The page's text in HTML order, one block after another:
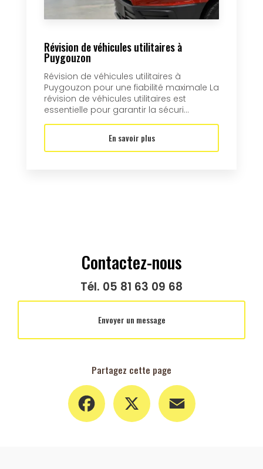
Révision de véhicules utilitaires à
Puygouzon
Révision de véhicules utilitaires à
Puygouzon pour une fiabilité maximale La
révision de véhicules utilitaires est
essentielle pour garantir la sécuri...
En savoir plus
Contactez-nous
Tél. 05 81 63 09 68
Envoyer un message
Partagez cette page
Facebook